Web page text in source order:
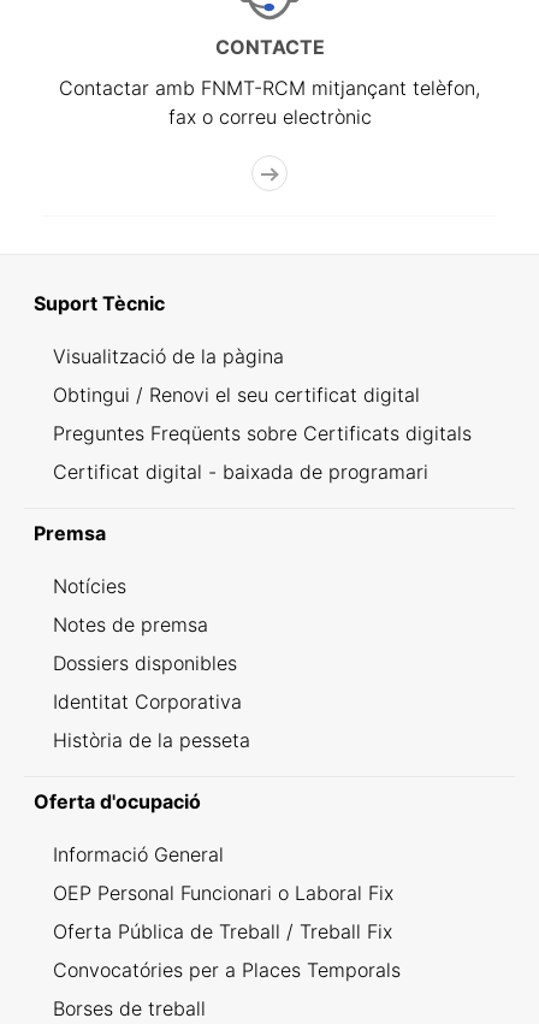
CONTACTE
Contactar amb FNMT-RCM mitjançant telèfon,
fax o correu electrònic
Suport Tècnic
Visualització de la pàgina
Obtingui / Renovi el seu certificat digital
Preguntes Freqüents sobre Certificats digitals
Certificat digital - baixada de programari
Premsa
Notícies
Notes de premsa
Dossiers disponibles
Identitat Corporativa
Història de la pesseta
Oferta d'ocupació
Informació General
OEP Personal Funcionari o Laboral Fix
Oferta Pública de Treball / Treball Fix
Convocatóries per a Places Temporals
Borses de treball